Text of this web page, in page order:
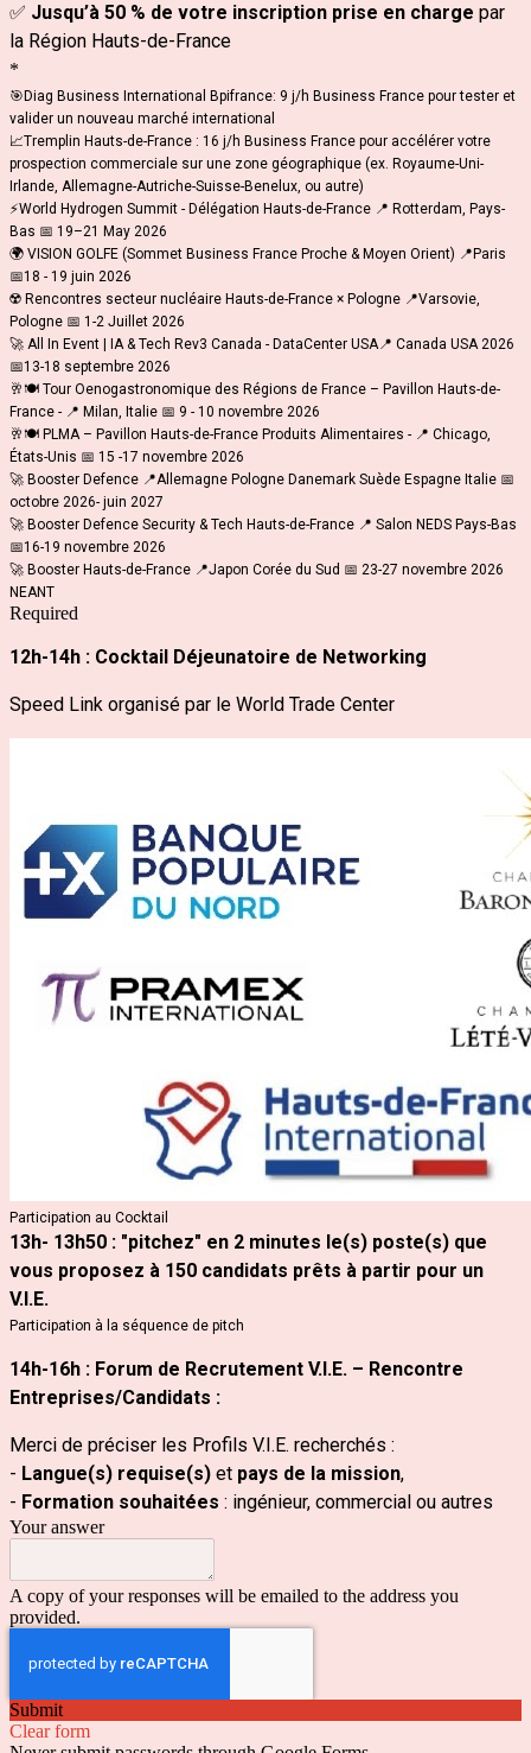
✅ Jusqu’à 50 % de votre inscription prise en charge par
la Région Hauts‑de‑France
*
🎯Diag Business International Bpifrance: 9 j/h Business France pour tester et
valider un nouveau marché international
📈Tremplin Hauts-de-France : 16 j/h Business France pour accélérer votre
prospection commerciale sur une zone géographique (ex. Royaume-Uni-
Irlande, Allemagne-Autriche-Suisse-Benelux, ou autre)
⚡World Hydrogen Summit - Délégation Hauts-de-France 📍 Rotterdam, Pays-
Bas 📅 19–21 May 2026
🌍 VISION GOLFE (Sommet Business France Proche & Moyen Orient) 📍Paris
📅18 - 19 juin 2026
☢️ Rencontres secteur nucléaire Hauts-de-France × Pologne 📍Varsovie,
Pologne 📅 1-2 Juillet 2026
🚀 All In Event | IA & Tech Rev3 Canada - DataCenter USA📍 Canada USA 2026
📅13-18 septembre 2026
🥂🍽️ Tour Oenogastronomique des Régions de France – Pavillon Hauts-de-
France - 📍 Milan, Italie 📅 9 - 10 novembre 2026
🥂🍽️ PLMA – Pavillon Hauts-de-France Produits Alimentaires - 📍 Chicago,
États-Unis 📅 15 -17 novembre 2026
🚀 Booster Defence 📍Allemagne Pologne Danemark Suède Espagne Italie 📅
octobre 2026- juin 2027
🚀 Booster Defence Security & Tech Hauts-de-France 📍 Salon NEDS Pays-Bas
📅16-19 novembre 2026
🚀 Booster Hauts-de-France 📍Japon Corée du Sud 📅 23-27 novembre 2026
NEANT
Required
12h-14h : Cocktail Déjeunatoire de Networking
Speed Link organisé par le World Trade Center
Participation au Cocktail
13h- 13h50 : "pitchez" en 2 minutes le(s) poste(s) que
vous proposez à 150 candidats prêts à partir pour un
V.I.E.
Participation à la séquence de pitch
14h-16h : Forum de Recrutement V.I.E. – Rencontre
Entreprises/Candidats :
Merci de préciser les Profils V.I.E. recherchés :
- Langue(s) requise(s) et pays de la mission,
- Formation souhaitées : ingénieur, commercial ou autres
Your answer
A copy of your responses will be emailed to the address you
provided.
Submit
Clear form